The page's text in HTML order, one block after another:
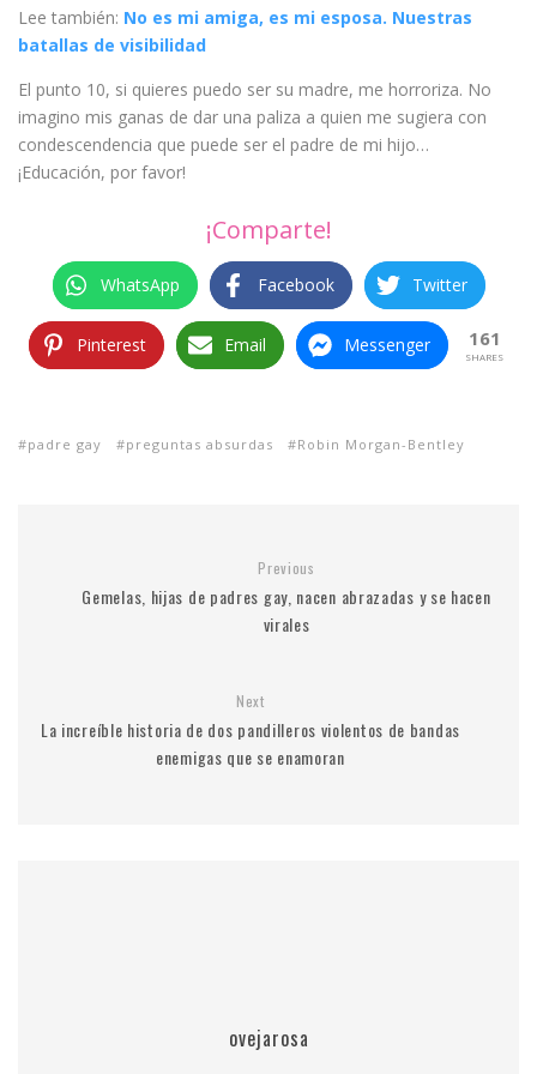
Lee también: No es mi amiga, es mi esposa. Nuestras
batallas de visibilidad
El punto 10, si quieres puedo ser su madre, me horroriza. No
imagino mis ganas de dar una paliza a quien me sugiera con
condescendencia que puede ser el padre de mi hijo…
¡Educación, por favor!
¡Comparte!
WhatsApp Facebook Twitter
Pinterest Email Messenger 161
SHARES
padre gay preguntas absurdas Robin Morgan-Bentley
Previous
Gemelas, hijas de padres gay, nacen abrazadas y se hacen
virales
Next
La increíble historia de dos pandilleros violentos de bandas
enemigas que se enamoran
ovejarosa